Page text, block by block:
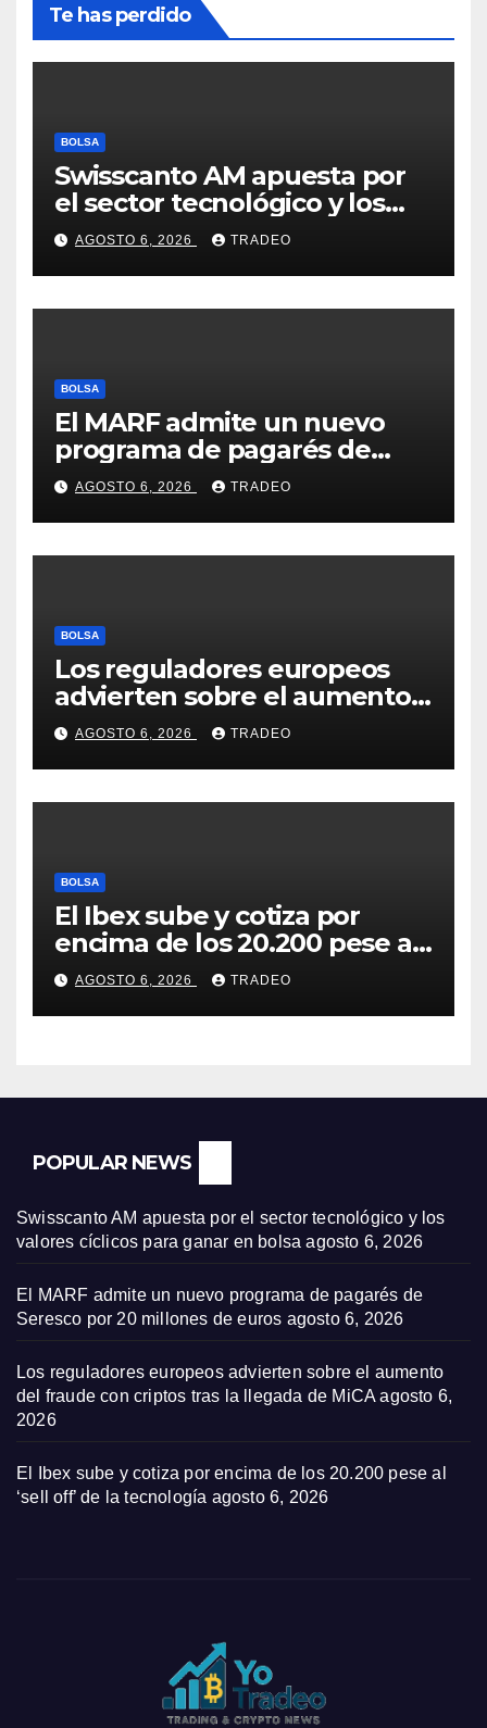
Te has perdido
BOLSA
Swisscanto AM apuesta por
el sector tecnológico y los
valores cíclicos para ganar en
bolsa
AGOSTO 6, 2026 TRADEO
BOLSA
El MARF admite un nuevo
programa de pagarés de
Seresco por 20 millones de
euros
AGOSTO 6, 2026 TRADEO
BOLSA
Los reguladores europeos
advierten sobre el aumento
del fraude con criptos tras la
llegada de MiCA
AGOSTO 6, 2026 TRADEO
BOLSA
El Ibex sube y cotiza por
encima de los 20.200 pese al
‘sell off’ de la tecnología
AGOSTO 6, 2026 TRADEO
POPULAR NEWS
Swisscanto AM apuesta por el sector tecnológico y los
valores cíclicos para ganar en bolsa agosto 6, 2026
El MARF admite un nuevo programa de pagarés de
Seresco por 20 millones de euros agosto 6, 2026
Los reguladores europeos advierten sobre el aumento
del fraude con criptos tras la llegada de MiCA agosto 6,
2026
El Ibex sube y cotiza por encima de los 20.200 pese al
‘sell off’ de la tecnología agosto 6, 2026